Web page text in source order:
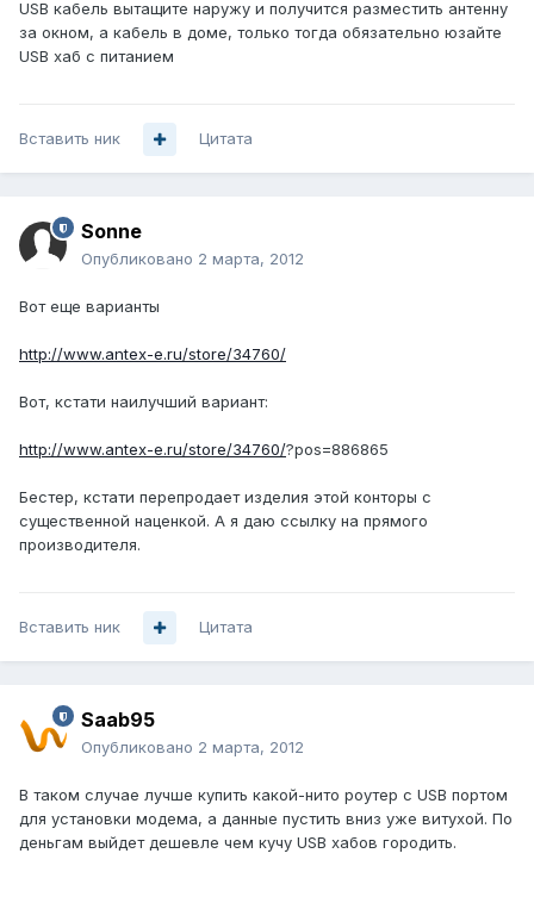
USB кабель вытащите наружу и получится разместить антенну
за окном, а кабель в доме, только тогда обязательно юзайте
USB хаб с питанием
Вставить ник Цитата
Sonne
Опубликовано 2 марта, 2012
Вот еще варианты
http://www.antex-e.ru/store/34760/
Вот, кстати наилучший вариант:
http://www.antex-e.ru/store/34760/?pos=886865
Бестер, кстати перепродает изделия этой конторы с
существенной наценкой. А я даю ссылку на прямого
производителя.
Вставить ник Цитата
Saab95
Опубликовано 2 марта, 2012
В таком случае лучше купить какой-нито роутер с USB портом
для установки модема, а данные пустить вниз уже витухой. По
деньгам выйдет дешевле чем кучу USB хабов городить.